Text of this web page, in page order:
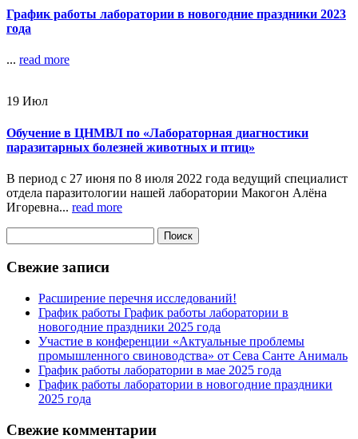
График работы лаборатории в новогодние праздники 2023
года
... read more
19 Июл
Обучение в ЦНМВЛ по «Лабораторная диагностики
паразитарных болезней животных и птиц»
В период с 27 июня по 8 июля 2022 года ведущий специалист
отдела паразитологии нашей лаборатории Макогон Алёна
Игоревна... read more
Свежие записи
Расширение перечня исследований!
График работы График работы лаборатории в
новогодние праздники 2025 года
Участие в конференции «Актуальные проблемы
промышленного свиноводства» от Сева Санте Анималь
График работы лаборатории в мае 2025 года
График работы лаборатории в новогодние праздники
2025 года
Свежие комментарии